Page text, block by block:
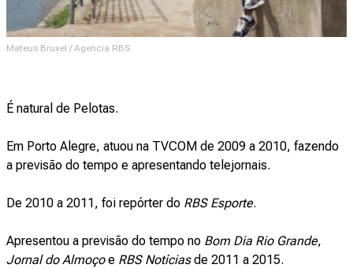
Mateus Bruxel / Agencia RBS
É natural de Pelotas.
Em Porto Alegre, atuou na TVCOM de 2009 a 2010, fazendo
a previsão do tempo e apresentando telejornais.
De 2010 a 2011, foi repórter do RBS Esporte.
Apresentou a previsão do tempo no Bom Dia Rio Grande,
Jornal do Almoçoe RBS Notíciasde 2011 a 2015.